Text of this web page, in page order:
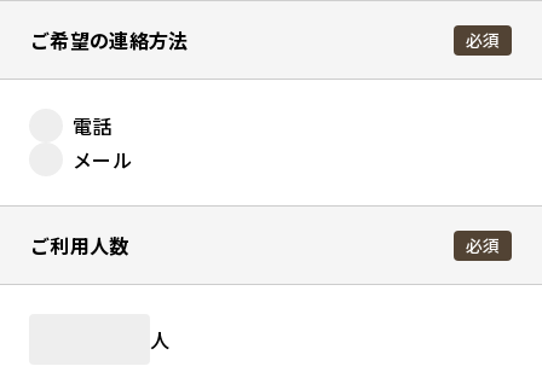
ご希望の連絡方法 必須
電話
メール
ご利用人数 必須
人